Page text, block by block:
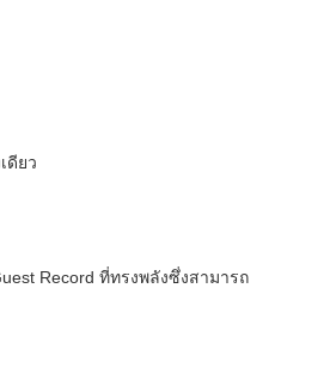
ดียว
Record ที่ทรงพลังซึ่งสามารถ